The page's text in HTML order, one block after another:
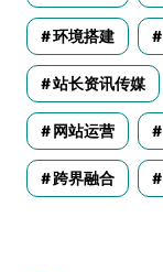
环境搭建
站长资讯传媒
网站运营
跨界融合